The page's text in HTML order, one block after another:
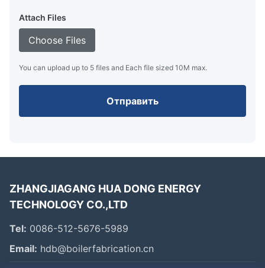
Attach Files
Choose Files
You can upload up to 5 files and Each file sized 10M max.
Отправить
ZHANGJIAGANG HUA DONG ENERGY
TECHNOLOGY CO.,LTD
Tel: 0086-512-5676-5989
Email: hdb@boilerfabrication.cn